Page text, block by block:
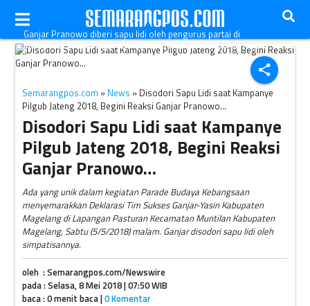
share
Ganjar Pranowo diberi sapu lidi oleh pengurus partai di
Kabupaten Magelang, Sabtu (5/5/2018) malam. (Harian Jogja-
Istimewa)
Semarangpos.com » News » Disodori Sapu Lidi saat Kampanye
Pilgub Jateng 2018, Begini Reaksi Ganjar Pranowo…
Disodori Sapu Lidi saat Kampanye
Pilgub Jateng 2018, Begini Reaksi
Ganjar Pranowo…
Ada yang unik dalam kegiatan Parade Budaya Kebangsaan
menyemarakkan Deklarasi Tim Sukses Ganjar-Yasin Kabupaten
Magelang di Lapangan Pasturan Kecamatan Muntilan Kabupaten
Magelang, Sabtu (5/5/2018) malam. Ganjar disodori sapu lidi oleh
simpatisannya.
oleh : Semarangpos.com/Newswire
pada : Selasa, 8 Mei 2018 | 07:50 WIB
baca : 0 menit baca |0 Komentar